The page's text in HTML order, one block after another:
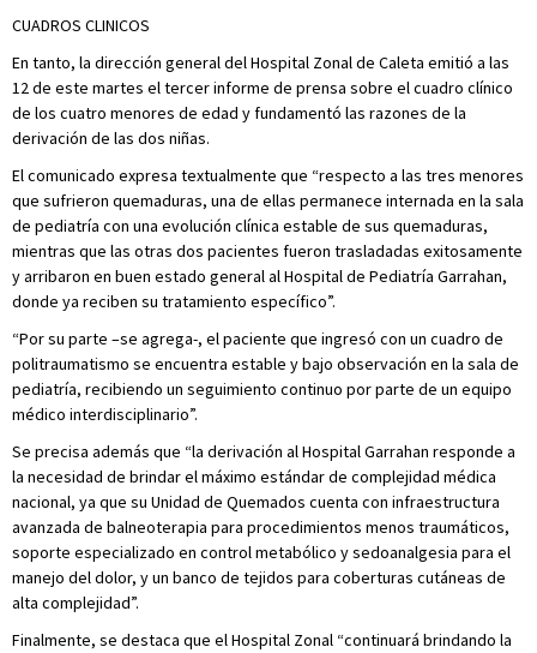
CUADROS CLINICOS
En tanto, la dirección general del Hospital Zonal de Caleta emitió a las
12 de este martes el tercer informe de prensa sobre el cuadro clínico
de los cuatro menores de edad y fundamentó las razones de la
derivación de las dos niñas.
El comunicado expresa textualmente que “respecto a las tres menores
que sufrieron quemaduras, una de ellas permanece internada en la sala
de pediatría con una evolución clínica estable de sus quemaduras,
mientras que las otras dos pacientes fueron trasladadas exitosamente
y arribaron en buen estado general al Hospital de Pediatría Garrahan,
donde ya reciben su tratamiento específico”.
“Por su parte –se agrega-, el paciente que ingresó con un cuadro de
politraumatismo se encuentra estable y bajo observación en la sala de
pediatría, recibiendo un seguimiento continuo por parte de un equipo
médico interdisciplinario”.
Se precisa además que “la derivación al Hospital Garrahan responde a
la necesidad de brindar el máximo estándar de complejidad médica
nacional, ya que su Unidad de Quemados cuenta con infraestructura
avanzada de balneoterapia para procedimientos menos traumáticos,
soporte especializado en control metabólico y sedoanalgesia para el
manejo del dolor, y un banco de tejidos para coberturas cutáneas de
alta complejidad”.
Finalmente, se destaca que el Hospital Zonal “continuará brindando la